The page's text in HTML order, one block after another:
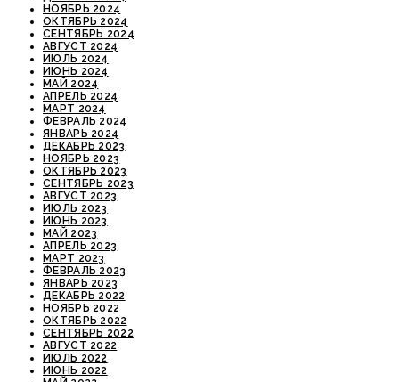
НОЯБРЬ 2024
ОКТЯБРЬ 2024
СЕНТЯБРЬ 2024
АВГУСТ 2024
ИЮЛЬ 2024
ИЮНЬ 2024
МАЙ 2024
АПРЕЛЬ 2024
МАРТ 2024
ФЕВРАЛЬ 2024
ЯНВАРЬ 2024
ДЕКАБРЬ 2023
НОЯБРЬ 2023
ОКТЯБРЬ 2023
СЕНТЯБРЬ 2023
АВГУСТ 2023
ИЮЛЬ 2023
ИЮНЬ 2023
МАЙ 2023
АПРЕЛЬ 2023
МАРТ 2023
ФЕВРАЛЬ 2023
ЯНВАРЬ 2023
ДЕКАБРЬ 2022
НОЯБРЬ 2022
ОКТЯБРЬ 2022
СЕНТЯБРЬ 2022
АВГУСТ 2022
ИЮЛЬ 2022
ИЮНЬ 2022